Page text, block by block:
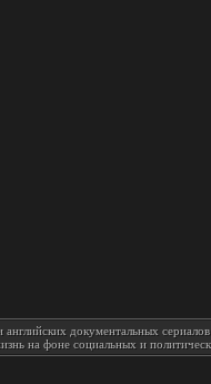
английских документальных
на фоне социальных и